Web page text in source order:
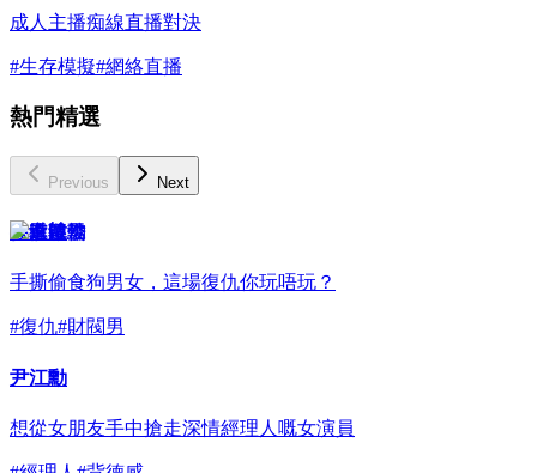
成人主播痴線直播對決
#生存模擬#網絡直播
熱門精選
Previous Next
徐道韓
手撕偷食狗男女，這場復仇你玩唔玩？
#復仇#財閥男
尹江勳
想從女朋友手中搶走深情經理人嘅女演員